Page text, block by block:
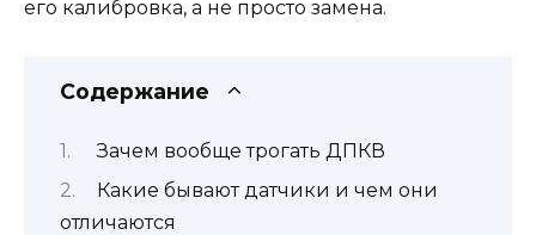
его калибровка, а не просто замена.
Содержание
Зачем вообще трогать ДПКВ
Какие бывают датчики и чем они
отличаются